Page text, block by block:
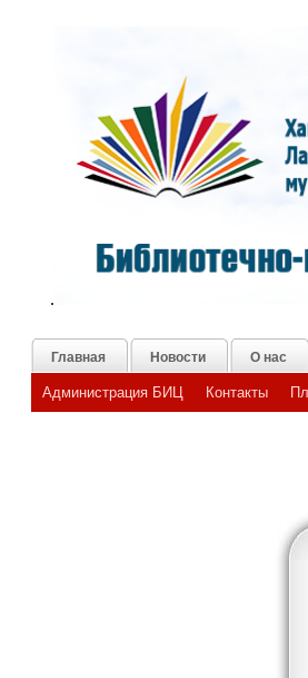
.
Главная
Администрация БИЦ Контакты
Новости О нас